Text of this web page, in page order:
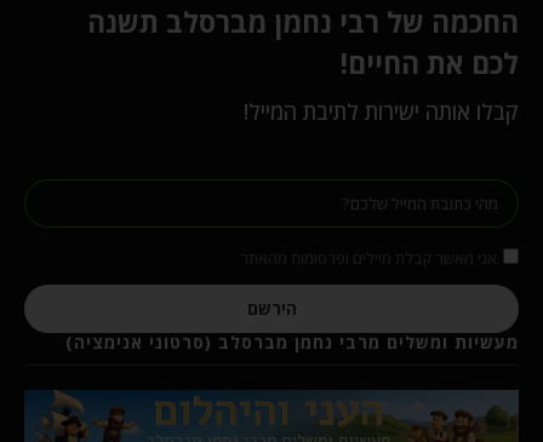
החכמה של רבי נחמן מברסלב תשנה
לכם את החיים!
קבלו אותה ישירות לתיבת המייל!
הירשם
מעשיות ומשלים מרבי נחמן מברסלב (סרטוני אנימציה)